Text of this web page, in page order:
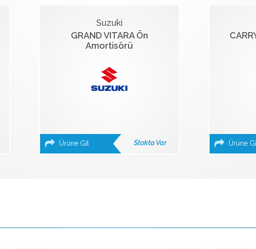
Suzuki
GRAND VITARA Ön
Amortisörü
Ürüne Git Stokta Var Ürüne